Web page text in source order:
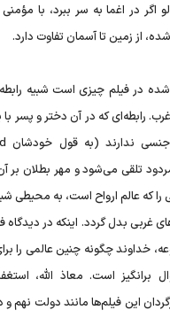
اگر در اغما به سر ببرد، با
از زمین تا آسمان تفاوت دارد.
شده در فیلم چیزی است شبیه
رابطه‌ای كه در آن دختر و پسر
تلقی می‌شود و مهر بطلان
را كه عالم ارواح است، به محیطی
غربی بدل گردد. اینكه در دیدگاه
خداوند چگونه چنین عالمی را
برانگیز است. معاذ الله،
این فیلم‌ها مانند دولت نهم